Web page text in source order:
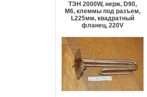
ТЭН 2000W, нерж, D90,
М6, клеммы под разъем,
L225мм, квадратный
фланец, 220V